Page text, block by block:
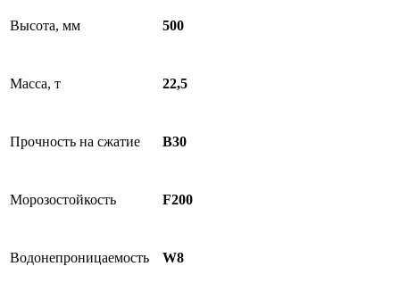
Высота, мм 500
Масса, т 22,5
Прочность на сжатие B30
Морозостойкость F200
Водонепроницаемость W8